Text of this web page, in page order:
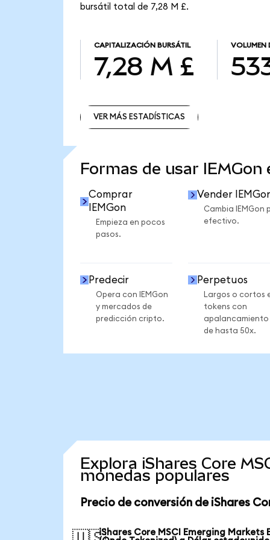
bursátil total de 7,28 M £.
CAPITALIZACIÓN BURSÁTIL
7,28 M £
VOLUMEN
VER MÁS ESTADÍSTICAS
Formas de usar IEMGon
Comprar
IEMGon
Empieza en pocos
pasos.
Vender
Cambia IEMGon
efectivo.
Predecir
Opera con IEMGon
y mercados de
predicción cripto.
Perpetuos
Largos o cortos
tokens con
apalancamiento
de hasta 50x.
Explora iShares Core
monedas populares
Precio de conversión de iShares
iShares Core MSCI Emerging Markets